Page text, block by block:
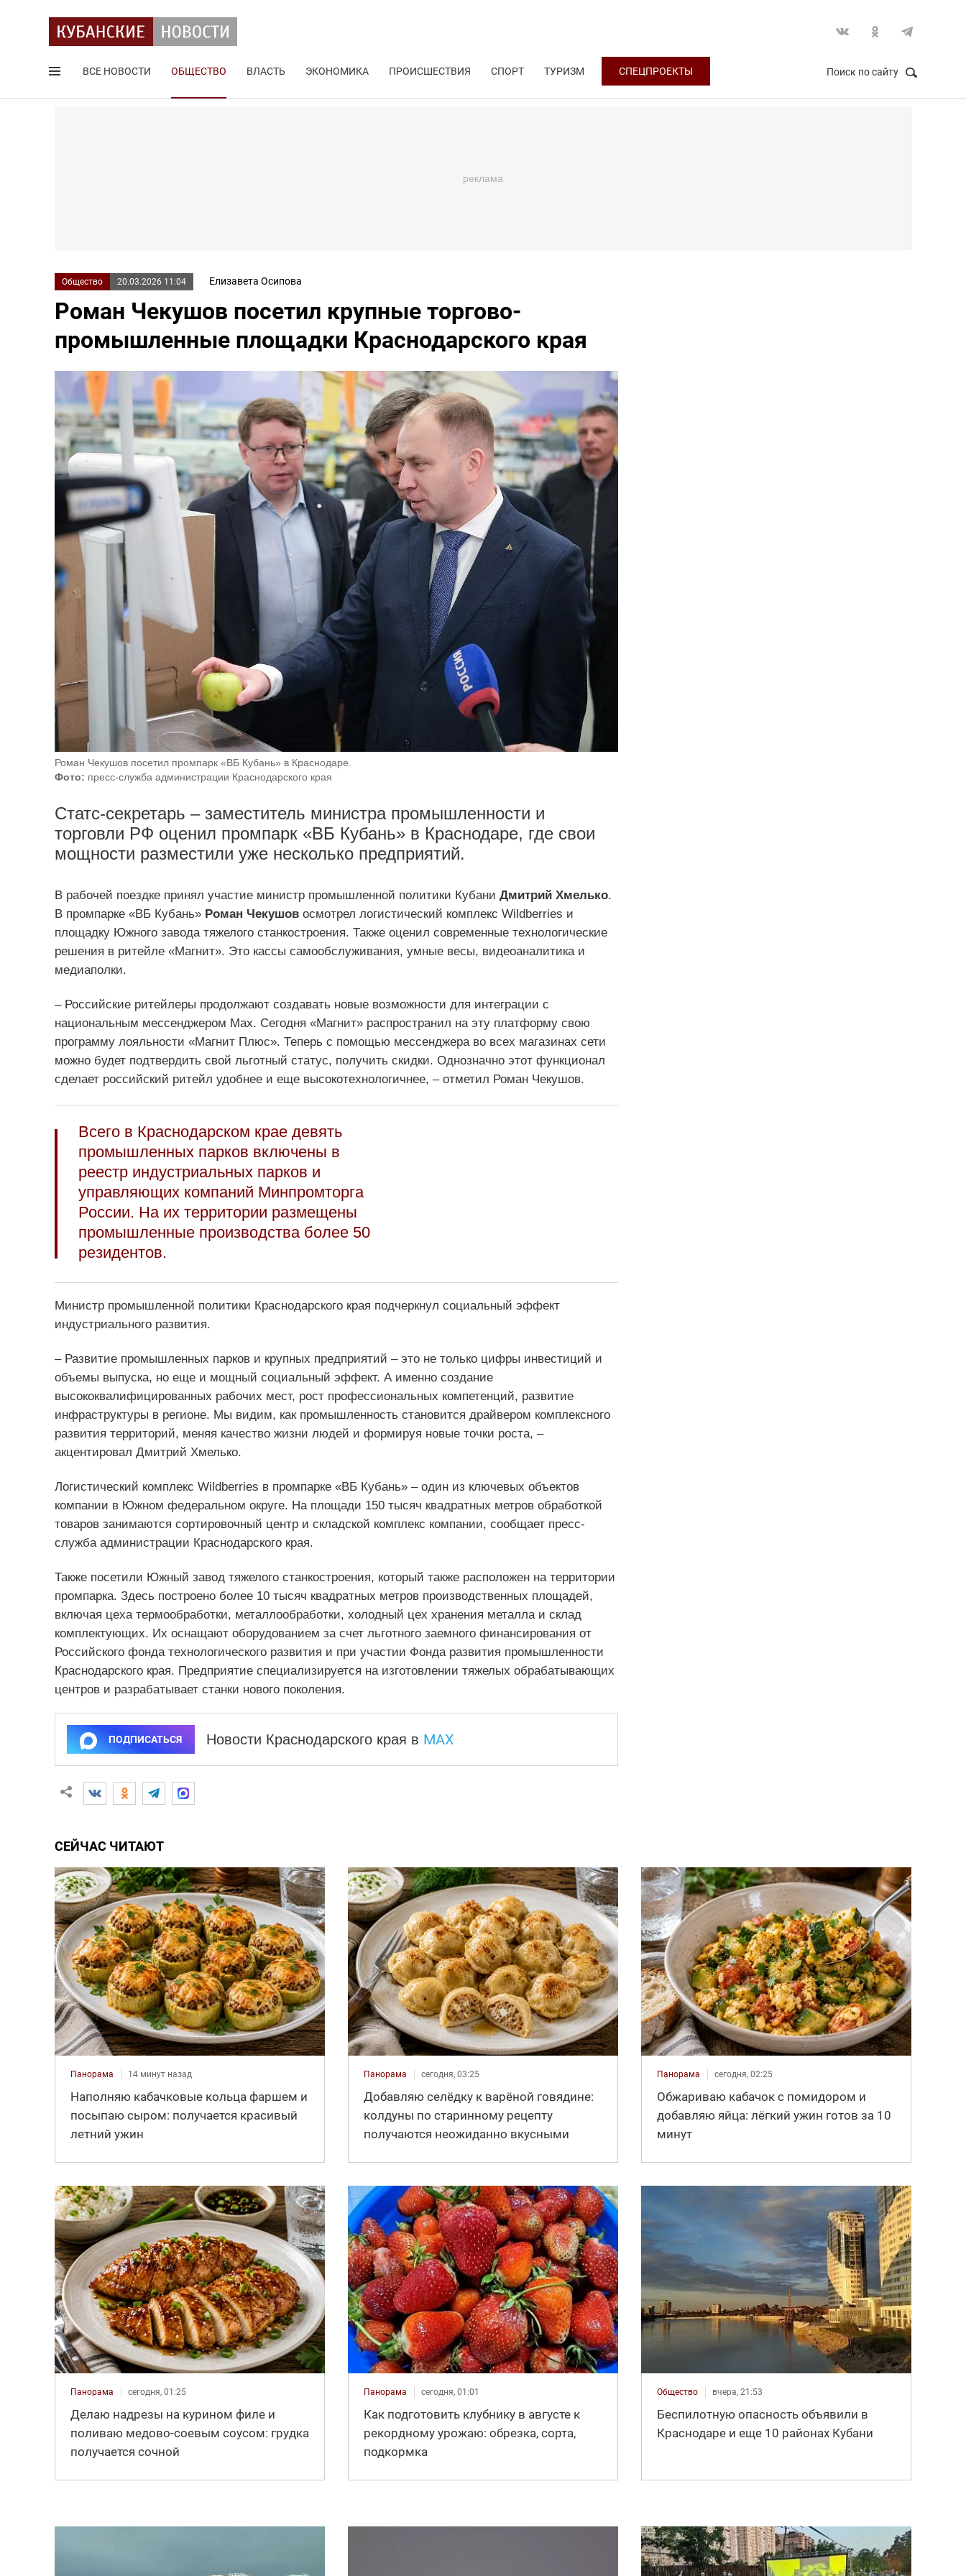
ВСЕ НОВОСТИ ОБЩЕСТВО ВЛАСТЬ ЭКОНОМИКА ПРОИСШЕСТВИЯ СПОРТ ТУРИЗМ СПЕЦПРОЕКТЫ Поиск по сайту
Общество 20.03.2026 11:04 Елизавета Осипова
Роман Чекушов посетил крупные торгово-
промышленные площадки Краснодарского края
Роман Чекушов посетил промпарк «ВБ Кубань» в Краснодаре.
Фото: пресс-служба администрации Краснодарского края
Статс‑секретарь – заместитель министра промышленности и
торговли РФ оценил промпарк «ВБ Кубань» в Краснодаре, где свои
мощности разместили уже несколько предприятий.
В рабочей поездке принял участие министр промышленной политики Кубани Дмитрий Хмелько.
В промпарке «ВБ Кубань» Роман Чекушовосмотрел логистический комплекс Wildberries и
площадку Южного завода тяжелого станкостроения. Также оценил современные технологические
решения в ритейле «Магнит». Это кассы самообслуживания, умные весы, видеоаналитика и
медиаполки.
– Российские ритейлеры продолжают создавать новые возможности для интеграции с
национальным мессенджером Mах. Сегодня «Магнит» распространил на эту платформу свою
программу лояльности «Магнит Плюс». Теперь с помощью мессенджера во всех магазинах сети
можно будет подтвердить свой льготный статус, получить скидки. Однозначно этот функционал
сделает российский ритейл удобнее и еще высокотехнологичнее, – отметил Роман Чекушов.
Всего в Краснодарском крае девять
промышленных парков включены в
реестр индустриальных парков и
управляющих компаний Минпромторга
России. На их территории размещены
промышленные производства более 50
резидентов.
Министр промышленной политики Краснодарского края подчеркнул социальный эффект
индустриального развития.
– Развитие промышленных парков и крупных предприятий – это не только цифры инвестиций и
объемы выпуска, но еще и мощный социальный эффект. А именно создание
высококвалифицированных рабочих мест, рост профессиональных компетенций, развитие
инфраструктуры в регионе. Мы видим, как промышленность становится драйвером комплексного
развития территорий, меняя качество жизни людей и формируя новые точки роста, –
акцентировал Дмитрий Хмелько.
Логистический комплекс Wildberries в промпарке «ВБ Кубань» – один из ключевых объектов
компании в Южном федеральном округе. На площади 150 тысяч квадратных метров обработкой
товаров занимаются сортировочный центр и складской комплекс компании, сообщает пресс-
служба администрации Краснодарского края.
Также посетили Южный завод тяжелого станкостроения, который также расположен на территории
промпарка. Здесь построено более 10 тысяч квадратных метров производственных площадей,
включая цеха термообработки, металлообработки, холодный цех хранения металла и склад
комплектующих. Их оснащают оборудованием за счет льготного заемного финансирования от
Российского фонда технологического развития и при участии Фонда развития промышленности
Краснодарского края. Предприятие специализируется на изготовлении тяжелых обрабатывающих
центров и разрабатывает станки нового поколения.
ПОДПИСАТЬСЯ Новости Краснодарского края в MAX
СЕЙЧАС ЧИТАЮТ
Панорама 14 минут назад
Наполняю кабачковые кольца фаршем и
посыпаю сыром: получается красивый
летний ужин
Панорама сегодня, 03:25
Добавляю селёдку к варёной говядине:
колдуны по старинному рецепту
получаются неожиданно вкусными
Панорама сегодня, 02:25
Обжариваю кабачок с помидором и
добавляю яйца: лёгкий ужин готов за 10
минут
Панорама сегодня, 01:25
Делаю надрезы на курином филе и
поливаю медово-соевым соусом: грудка
получается сочной
Панорама сегодня, 01:01
Как подготовить клубнику в августе к
рекордному урожаю: обрезка, сорта,
подкормка
Общество вчера, 21:53
Беспилотную опасность объявили в
Краснодаре и еще 10 районах Кубани